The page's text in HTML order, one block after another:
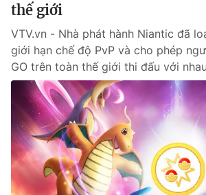
thế giới
VTV.vn - Nhà phát hành Niantic đã
giới hạn chế độ PvP và cho phép
GO trên toàn thế giới thi đấu với